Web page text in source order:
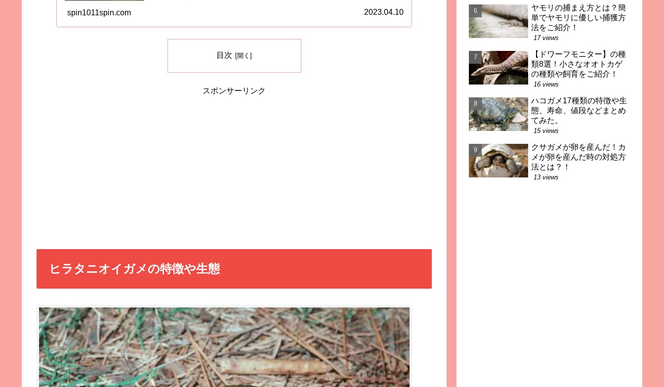
spin1011spin.com 2023.04.10
目次
スポンサーリンク
ヒラタニオイガメの特徴や生態
ヤモリの捕まえ方とは？簡
単でヤモリに優しい捕獲方
法をご紹介！
17 views
【ドワーフモニター】の種
類8選！小さなオオトカゲ
の種類や飼育をご紹介！
16 views
ハコガメ17種類の特徴や生
態、寿命、値段などまとめ
てみた。
15 views
クサガメが卵を産んだ！カ
メが卵を産んだ時の対処方
法とは？！
13 views